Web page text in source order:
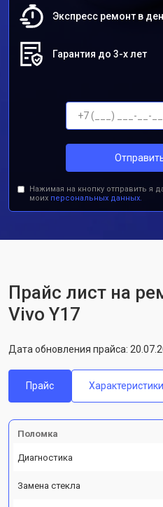
Экспресс ремонт в
Гарантия до 3-х лет
Нажимая на кнопку отправить я
моих персональных данных.
Прайс лист на
Vivo Y17
Дата обновления прайса:
Прайс Характеристики
Поломка
Диагностика
Замена стекла